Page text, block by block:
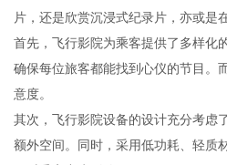
片，还是欣赏沉浸式纪录片，亦或是
首先，飞行影院为乘客提供了多样化
确保每位旅客都能找到心仪的节目。
意度。
其次，飞行影院设备的设计充分考虑
额外空间。同时，采用低功耗、轻质